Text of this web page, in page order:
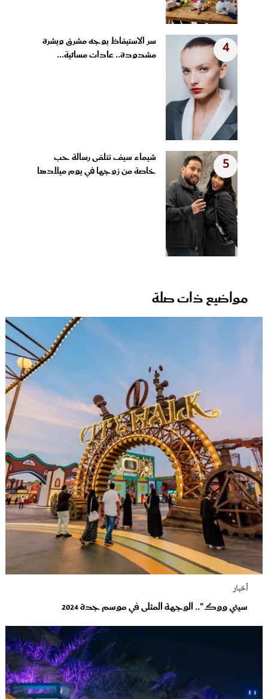
4
سر الاستيقاظ بوجه مشرق وبشرة
مشدودة.. عادات مسائية...
5
شيماء سيف تتلقى رسالة حب
خاصة من زوجها في يوم ميلادها
مواضيع ذات صلة
أخبار
سيتي ووك".. الوجهة المثلى في موسم جدة 2024